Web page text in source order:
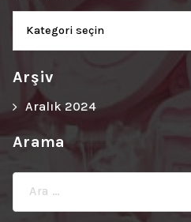
Bölümler
Arşiv
Aralık 2024
Arama
Ara: